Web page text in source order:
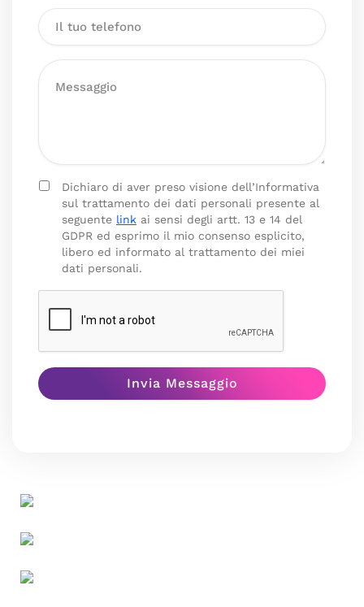
Dichiaro di aver preso visione dell’Informativa
sul trattamento dei dati personali presente al
seguente link ai sensi degli artt. 13 e 14 del
GDPR ed esprimo il mio consenso esplicito,
libero ed informato al trattamento dei miei
dati personali.